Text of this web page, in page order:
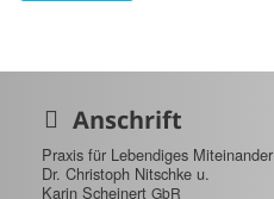
Anschrift
Praxis für Lebendiges Miteinander
Dr. Christoph Nitschke u.
Karin Scheinert GbR